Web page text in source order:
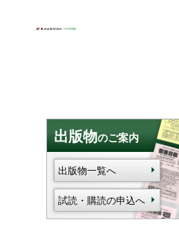
出版物のご案内
出版物一覧へ
試読・購読の申込へ